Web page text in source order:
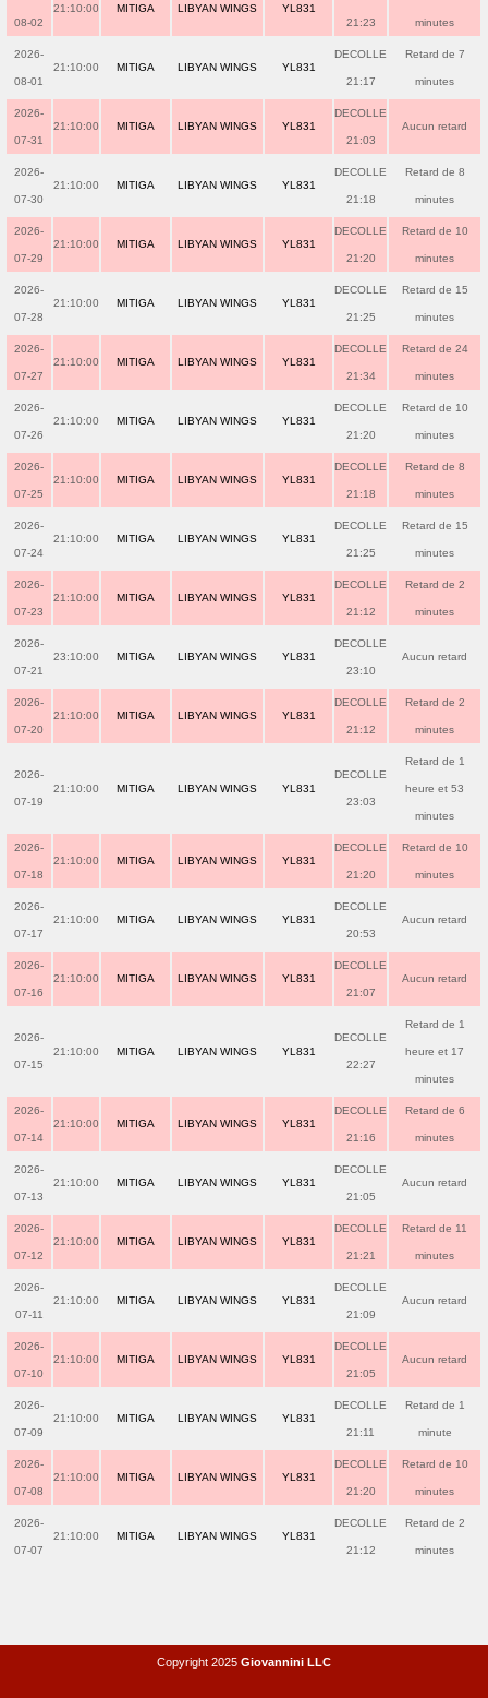
08-02
21:10:00 MITIGA LIBYAN WINGS YL831
21:23 minutes
2026-
08-01
21:10:00 MITIGA LIBYAN WINGS YL831
DECOLLE
21:17
Retard de 7
minutes
2026-
07-31
21:10:00 MITIGA LIBYAN WINGS YL831
DECOLLE
21:03
Aucun retard
2026-
07-30
21:10:00 MITIGA LIBYAN WINGS YL831
DECOLLE
21:18
Retard de 8
minutes
2026-
07-29
21:10:00 MITIGA LIBYAN WINGS YL831
DECOLLE
21:20
Retard de 10
minutes
2026-
07-28
21:10:00 MITIGA LIBYAN WINGS YL831
DECOLLE
21:25
Retard de 15
minutes
2026-
07-27
21:10:00 MITIGA LIBYAN WINGS YL831
DECOLLE
21:34
Retard de 24
minutes
2026-
07-26
21:10:00 MITIGA LIBYAN WINGS YL831
DECOLLE
21:20
Retard de 10
minutes
2026-
07-25
21:10:00 MITIGA LIBYAN WINGS YL831
DECOLLE
21:18
Retard de 8
minutes
2026-
07-24
21:10:00 MITIGA LIBYAN WINGS YL831
DECOLLE
21:25
Retard de 15
minutes
2026-
07-23
21:10:00 MITIGA LIBYAN WINGS YL831
DECOLLE
21:12
Retard de 2
minutes
2026-
07-21
23:10:00 MITIGA LIBYAN WINGS YL831
DECOLLE
23:10
Aucun retard
2026-
07-20
21:10:00 MITIGA LIBYAN WINGS YL831
DECOLLE
21:12
Retard de 2
minutes
2026-
07-19
21:10:00 MITIGA LIBYAN WINGS YL831
DECOLLE
23:03
Retard de 1
heure et 53
minutes
2026-
07-18
21:10:00 MITIGA LIBYAN WINGS YL831
DECOLLE
21:20
Retard de 10
minutes
2026-
07-17
21:10:00 MITIGA LIBYAN WINGS YL831
DECOLLE
20:53
Aucun retard
2026-
07-16
21:10:00 MITIGA LIBYAN WINGS YL831
DECOLLE
21:07
Aucun retard
2026-
07-15
21:10:00 MITIGA LIBYAN WINGS YL831
DECOLLE
22:27
Retard de 1
heure et 17
minutes
2026-
07-14
21:10:00 MITIGA LIBYAN WINGS YL831
DECOLLE
21:16
Retard de 6
minutes
2026-
07-13
21:10:00 MITIGA LIBYAN WINGS YL831
DECOLLE
21:05
Aucun retard
2026-
07-12
21:10:00 MITIGA LIBYAN WINGS YL831
DECOLLE
21:21
Retard de 11
minutes
2026-
07-11
21:10:00 MITIGA LIBYAN WINGS YL831
DECOLLE
21:09
Aucun retard
2026-
07-10
21:10:00 MITIGA LIBYAN WINGS YL831
DECOLLE
21:05
Aucun retard
2026-
07-09
21:10:00 MITIGA LIBYAN WINGS YL831
DECOLLE
21:11
Retard de 1
minute
2026-
07-08
21:10:00 MITIGA LIBYAN WINGS YL831
DECOLLE
21:20
Retard de 10
minutes
2026-
07-07
21:10:00 MITIGA LIBYAN WINGS YL831
DECOLLE
21:12
Retard de 2
minutes
Copyright 2025 Giovannini LLC